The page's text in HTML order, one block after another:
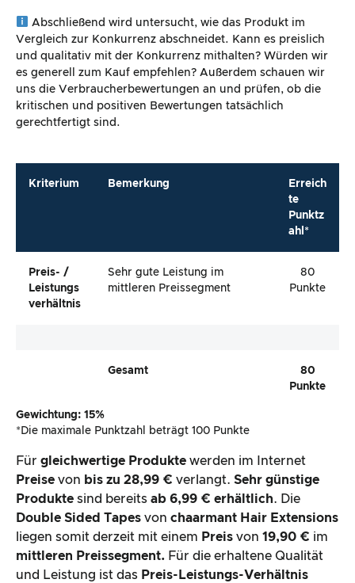
Abschließend wird untersucht, wie das Produkt im
Vergleich zur Konkurrenz abschneidet. Kann es preislich
und qualitativ mit der Konkurrenz mithalten? Würden wir
es generell zum Kauf empfehlen? Außerdem schauen wir
uns die Verbraucherbewertungen an und prüfen, ob die
kritischen und positiven Bewertungen tatsächlich
gerechtfertigt sind.
Kriterium Bemerkung
Erreich
te
Punktz
ahl*
Preis- /
Leistungs
Verhältnis
Sehr gute Leistung im
mittleren Preissegment
80
Punkte
Gesamt
80
Punkte
Gewichtung: 15%
*Die maximale Punktzahl beträgt 100 Punkte
Für gleichwertige Produkte werden im Internet
Preise von bis zu 28,99 € verlangt. Sehr günstige
Produkte sind bereits ab 6,99 € erhältlich. Die
Double Sided Tapes von chaarmant Hair Extensions
liegen somit derzeit mit einem Preis von 19,90 € im
mittleren Preissegment. Für die erhaltene Qualität
und Leistung ist das Preis-Leistungs-Verhältnis